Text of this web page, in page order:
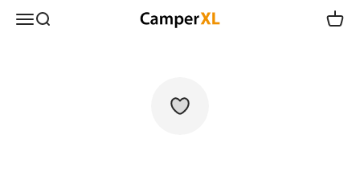
Przejdź do treści
MenuSzukaj CamperXL Koszyk